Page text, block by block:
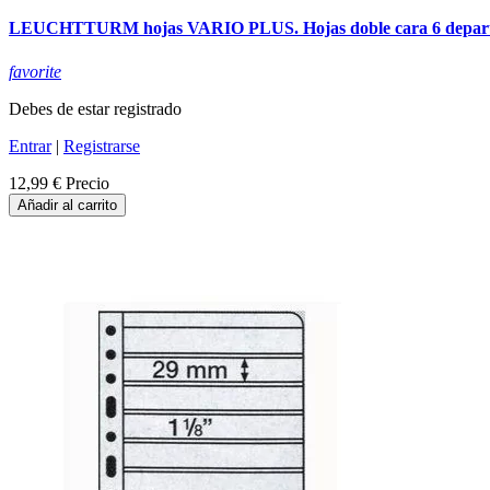
LEUCHTTURM hojas VARIO PLUS. Hojas doble cara 6
favorite
Debes de estar registrado
Entrar| Registrarse
12,99 € Precio
Añadir al carrito